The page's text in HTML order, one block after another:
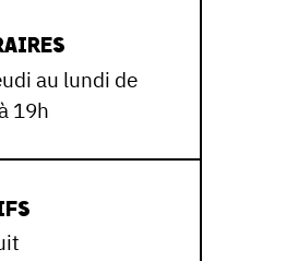
au lundi de
19h